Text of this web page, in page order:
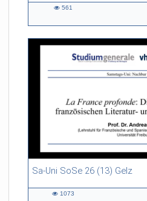
561
Sa-Uni SoSe 26 (13) Gelz
55:13 duration
1073